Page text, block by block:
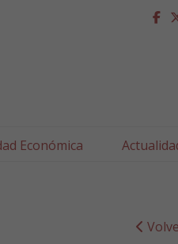
Económica